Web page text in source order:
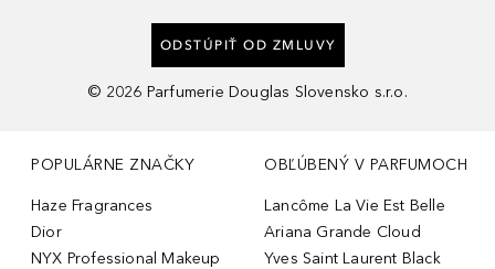
ODSTÚPIŤ OD ZMLUVY
© 2026 Parfumerie Douglas Slovensko s.r.o.
POPULÁRNE ZNAČKY
Haze Fragrances
Dior
NYX Professional Makeup
OBĽÚBENÝ V PARFUMOCH
Lancôme La Vie Est Belle
Ariana Grande Cloud
Yves Saint Laurent Black